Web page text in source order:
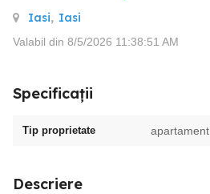
Iasi, Iasi
Valabil din 8/5/2026 11:38:51 AM
Specificații
Tip proprietate apartament
Descriere